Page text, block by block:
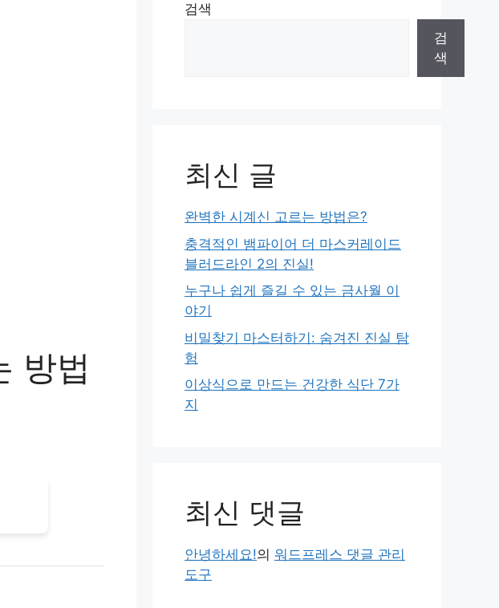
방법
검색
검
색
최신 글
완벽한 시계신 고르는 방법은?
충격적인 뱀파이어 더 마스커레이드
블러드라인 2의 진실!
누구나 쉽게 즐길 수 있는 금사월 이
야기
비밀찾기 마스터하기: 숨겨진 진실 탐
험
이상식으로 만드는 건강한 식단 7가
지
최신 댓글
안녕하세요!의 워드프레스 댓글 관리
도구